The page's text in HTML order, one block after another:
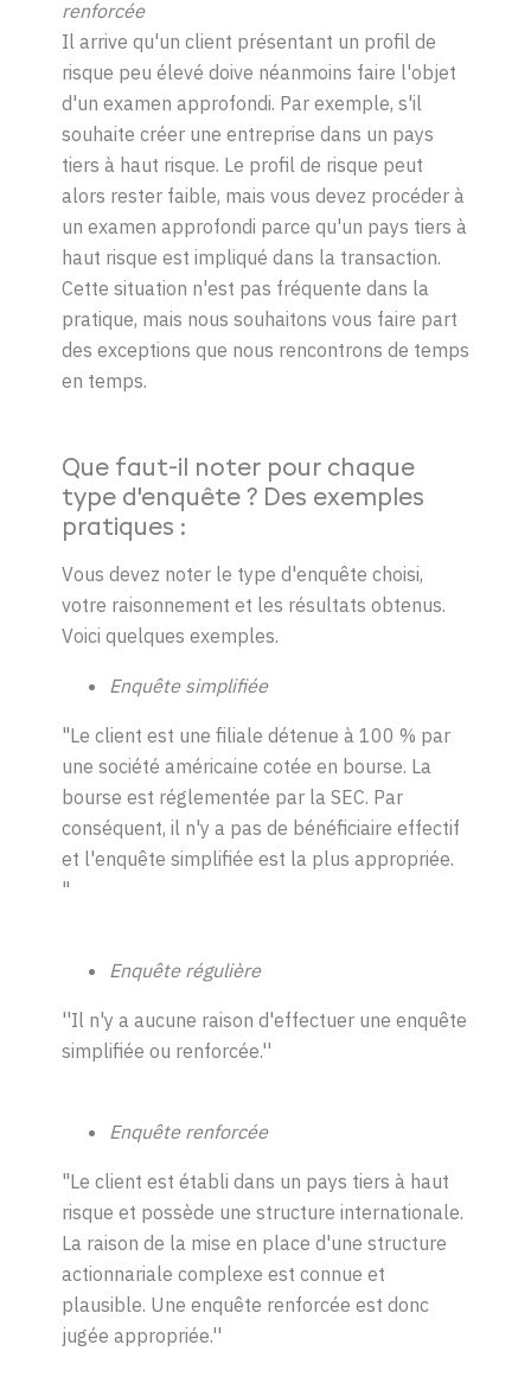
renforcée
Il arrive qu'un client présentant un profil de
risque peu élevé doive néanmoins faire l'objet
d'un examen approfondi. Par exemple, s'il
souhaite créer une entreprise dans un pays
tiers à haut risque. Le profil de risque peut
alors rester faible, mais vous devez procéder à
un examen approfondi parce qu'un pays tiers à
haut risque est impliqué dans la transaction.
Cette situation n'est pas fréquente dans la
pratique, mais nous souhaitons vous faire part
des exceptions que nous rencontrons de temps
en temps.
Que faut-il noter pour chaque
type d'enquête ? Des exemples
pratiques :
Vous devez noter le type d'enquête choisi,
votre raisonnement et les résultats obtenus.
Voici quelques exemples.
Enquête simplifiée
"Le client est une filiale détenue à 100 % par
une société américaine cotée en bourse. La
bourse est réglementée par la SEC. Par
conséquent, il n'y a pas de bénéficiaire effectif
et l'enquête simplifiée est la plus appropriée.
"
Enquête régulière
''Il n'y a aucune raison d'effectuer une enquête
simplifiée ou renforcée.''
Enquête renforcée
"Le client est établi dans un pays tiers à haut
risque et possède une structure internationale.
La raison de la mise en place d'une structure
actionnariale complexe est connue et
plausible. Une enquête renforcée est donc
jugée appropriée.''